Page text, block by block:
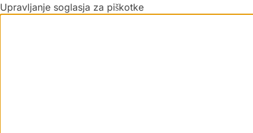
Upravljanje soglasja za piškotke